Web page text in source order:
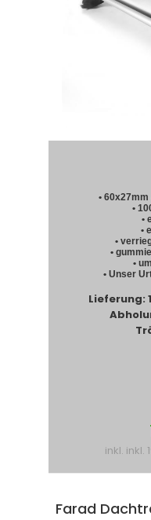
•
•
•
•
•
•
•
• Unser
Lieferung:
inkl. inkl.
Farad